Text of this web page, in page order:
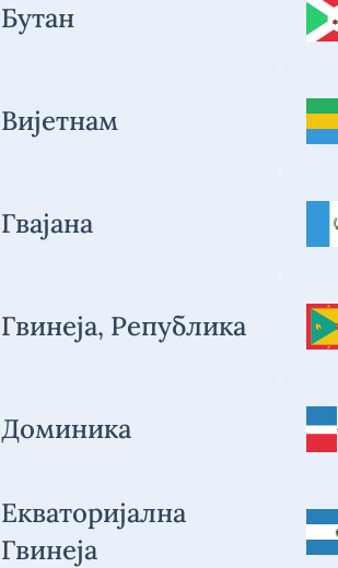
Бутан
Вијетнам
Гвајана
Гвинеја, Република
Доминика
Екваторијална
Гвинеја